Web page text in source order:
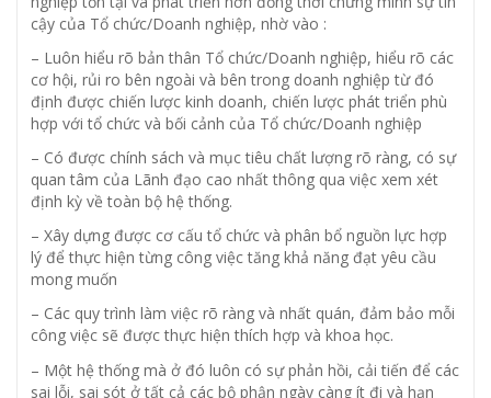
cậy của Tổ chức/Doanh nghiệp, nhờ vào :
– Luôn hiểu rõ bản thân Tổ chức/Doanh nghiệp, hiểu rõ các
cơ hội, rủi ro bên ngoài và bên trong doanh nghiệp từ đó
định được chiến lược kinh doanh, chiến lược phát triển phù
hợp với tổ chức và bối cảnh của Tổ chức/Doanh nghiệp
– Có được chính sách và mục tiêu chất lượng rõ ràng, có sự
quan tâm của Lãnh đạo cao nhất thông qua việc xem xét
định kỳ về toàn bộ hệ thống.
– Xây dựng được cơ cấu tổ chức và phân bổ nguồn lực hợp
lý để thực hiện từng công việc tăng khả năng đạt yêu cầu
mong muốn
– Các quy trình làm việc rõ ràng và nhất quán, đảm bảo mỗi
công việc sẽ được thực hiện thích hợp và khoa học.
– Một hệ thống mà ở đó luôn có sự phản hồi, cải tiến để các
sai lỗi, sai sót ở tất cả các bộ phận ngày càng ít đi và hạn